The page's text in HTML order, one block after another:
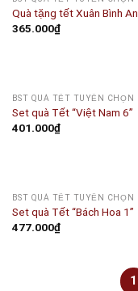
Quà tặng tết Xuân Bình An
365.000₫
BST QUÀ TẾT TUYỂN CHỌN
Set quà Tết “Việt Nam 6”
401.000₫
BST QUÀ TẾT TUYỂN CHỌN
Set quà Tết “Bách Hoa 1”
477.000₫
1